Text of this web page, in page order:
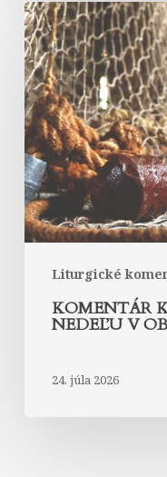
Liturgické
Komentár
k
textom
na
17.
nedeľu
v
období
cez
rok
„A“
KOMENTÁR
NEDEĽU V
24. júla 2026